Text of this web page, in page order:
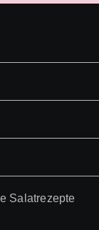
Salatrezepte